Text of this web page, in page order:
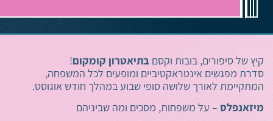
קיץ של סיפורים, בובות וקסם בתיאטרון קומקום!
סדרת מפגשים אינטראקטיביים ומופעים לכל המשפחה,
המתקיימת לאורך שלושה סופי שבוע במהלך חודש אוגוסט.
מיזאנפלס – על משפחות, מסכים ומה שביניהם